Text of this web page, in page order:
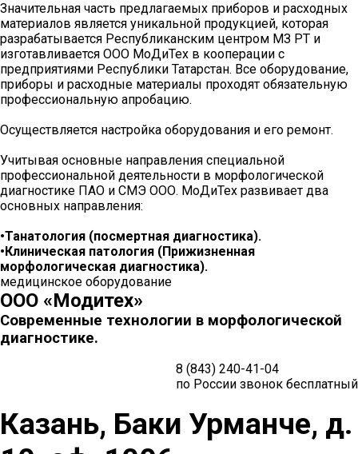
Значительная часть предлагаемых приборов и расходных
материалов является уникальной продукцией, которая
разрабатывается Республиканским центром МЗ РТ и
изготавливается ООО МоДиТех в кооперации с
предприятиями Республики Татарстан. Все оборудование,
приборы и расходные материалы проходят обязательную
профессиональную апробацию.
Осуществляется настройка оборудования и его ремонт.
Учитывая основные направления специальной
профессиональной деятельности в морфологической
диагностике ПАО и СМЭ ООО. МоДиТех развивает два
основных направления:
•Танатология (посмертная диагностика).
•Клиническая патология (Прижизненная
морфологическая диагностика).
медицинское оборудование
ООО «Модитех»
Современные технологии в морфологической
диагностике.
8 (843) 240-41-04
по России звонок бесплатный
Казань, Баки Урманче, д.